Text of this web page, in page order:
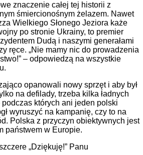
znaczenie całej tej historii z
śmiercionośnym żelazem. Nawet
Wielkiego Słonego Jeziora każe
po stronie Ukrainy, to premier
Dudą i naszymi generałami
ręce. „Nie mamy nic do prowadzenia
– odpowiedzą na wszystkie
opanowali nowy sprzęt i aby był
na defilady, trzeba kilka ładnych
których ani jeden polski
wyruszyć na kampanię, czy to na
Polska z przyczyn obiektywnych jest
państwem w Europie.
„Dziękuję!” Panu